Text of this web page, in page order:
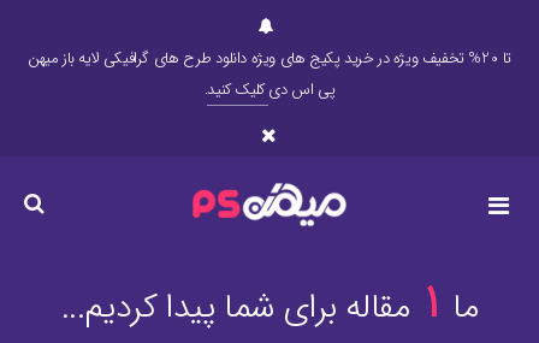
تا 20% تخفیف ویژه در خرید پکیج های ویژه دانلود طرح های گرافیکی لایه باز میهن
پی اس دیکلیک کنید.
ما 1 مقاله برای شما پیدا کردیم...